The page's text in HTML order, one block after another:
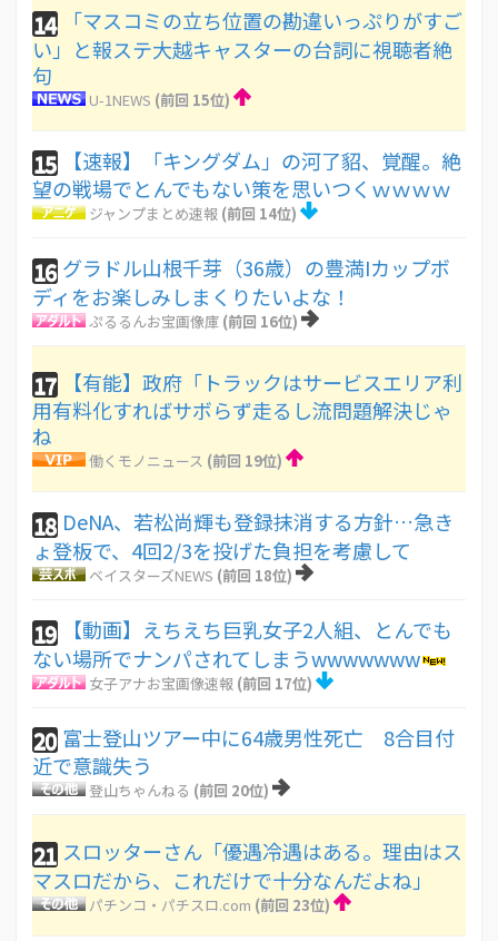
14
「マスコミの立ち位置の勘違いっぷりがすご
い」と報ステ大越キャスターの台詞に視聴者絶
句
U-1NEWS (前回 15位)
15
【速報】「キングダム」の河了貂、覚醒。絶
望の戦場でとんでもない策を思いつくｗｗｗｗ
ジャンプまとめ速報 (前回 14位)
16 グラドル山根千芽（36歳）の豊満Iカップボ
ディをお楽しみしまくりたいよな！
ぷるるんお宝画像庫 (前回 16位)
17
【有能】政府「トラックはサービスエリア利
用有料化すればサボらず走るし流問題解決じゃ
ね
働くモノニュース (前回 19位)
18 DeNA、若松尚輝も登録抹消する方針…急き
ょ登板で、4回2/3を投げた負担を考慮して
ベイスターズNEWS (前回 18位)
19
【動画】えちえち巨乳女子2人組、とんでも
ない場所でナンパされてしまうwwwwwww
女子アナお宝画像速報 (前回 17位)
20 富士登山ツアー中に64歳男性死亡 8合目付
近で意識失う
登山ちゃんねる (前回 20位)
21 スロッターさん「優遇冷遇はある。理由はス
マスロだから、これだけで十分なんだよね」
パチンコ・パチスロ.com (前回 23位)